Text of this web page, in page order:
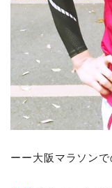
ーー大阪マラソンで